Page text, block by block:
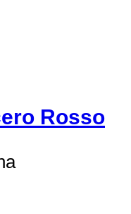
Rosso